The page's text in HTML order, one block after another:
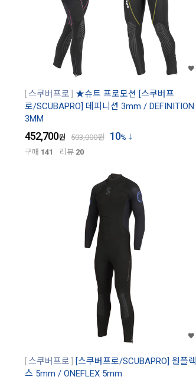
스쿠버프로
★슈트 프로모션 [스쿠버프
로/SCUBAPRO] 데피니션 3mm / DEFINITION
3MM
452,700원 503,000원 10%
구매 141 리뷰 20
스쿠버프로
[스쿠버프로/SCUBAPRO] 원플렉
스 5mm / ONEFLEX 5mm